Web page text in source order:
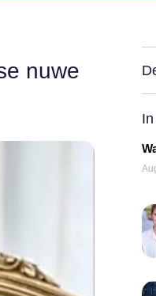
nuwe